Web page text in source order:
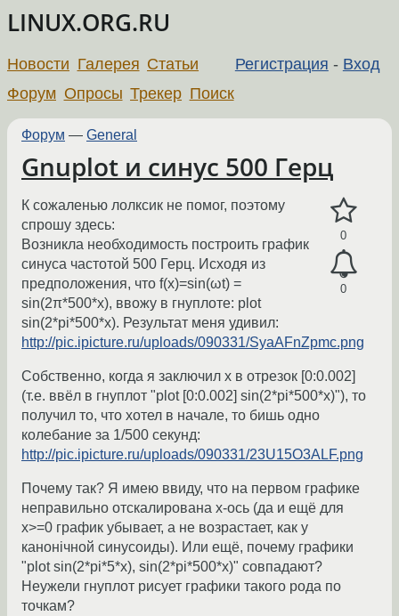
LINUX.ORG.RU
Регистрация - Вход
Новости Галерея Статьи
Форум Опросы Трекер Поиск
Форум — General
Gnuplot и синус 500 Герц
0
0
К сожаленью лолксик не помог, поэтому
спрошу здесь:
Возниклa необходимость построить график
синуса частотой 500 Герц. Исходя из
предположения, что f(x)=sin(ωt) =
sin(2π*500*x), ввожу в гнуплоте: plot
sin(2*pi*500*x). Результат меня удивил:
http://pic.ipicture.ru/uploads/090331/SyaAFnZpmc.png
Собственно, когда я заключил х в отрезок [0:0.002]
(т.e. ввёл в гнуплот "plot [0:0.002] sin(2*pi*500*x)"), то
получил то, что хотел в начале, то бишь одно
колебание за 1/500 секунд:
http://pic.ipicture.ru/uploads/090331/23U15O3ALF.png
Почему так? Я имею ввиду, что на первом графике
неправильно отскалирована х-ось (да и ещё для
x>=0 график убывает, а не возрастает, как у
канонiчной синусоиды). Или ещё, почему графики
"plot sin(2*pi*5*x), sin(2*pi*500*x)" совпадают?
Неужели гнуплот рисует графики такого рода по
точкам?